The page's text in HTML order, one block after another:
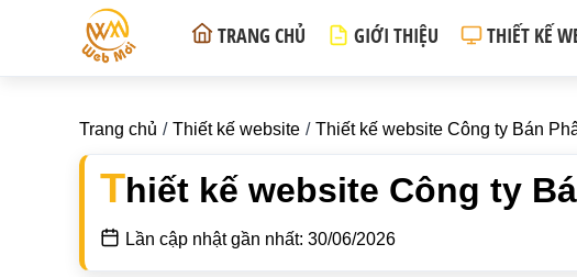
TRANG CHỦ GIỚI THIỆU THIẾT KẾ
Trang chủ Thiết kế website Thiết kế website Công ty Bán
Thiết kế website Công ty
Lần cập nhật gần nhất: 30/06/2026